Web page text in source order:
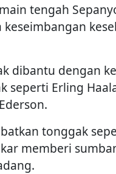
tengah
keseimbangan
dibantu dengan
seperti Erling
tonggak
memberi